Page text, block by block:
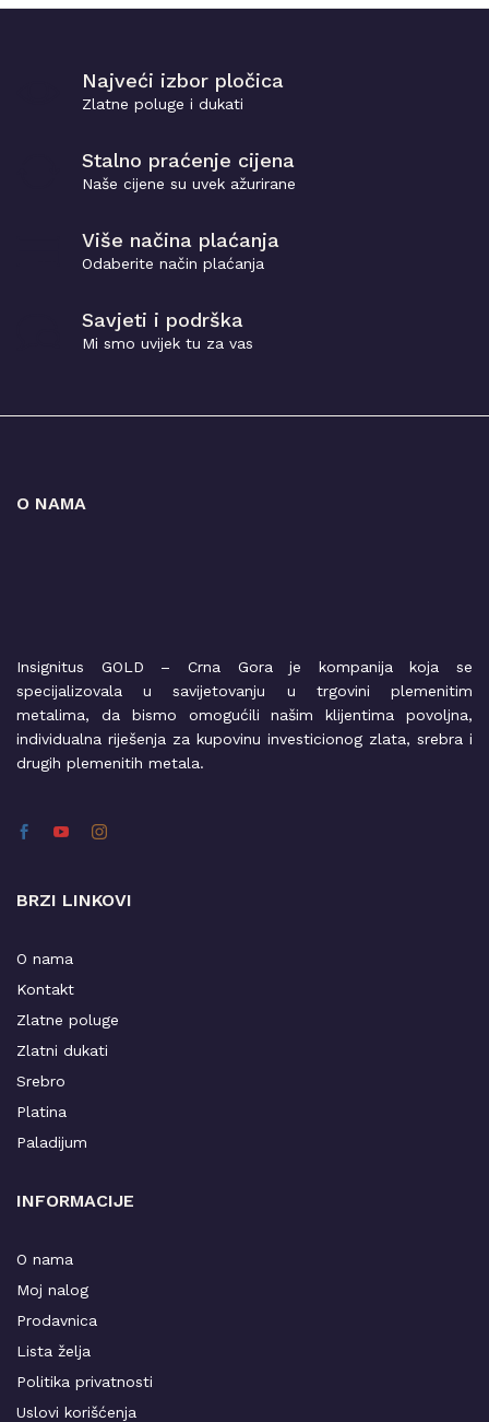
Najveći izbor pločica
Zlatne poluge i dukati
Stalno praćenje cijena
Naše cijene su uvek ažurirane
Više načina plaćanja
Odaberite način plaćanja
Savjeti i podrška
Mi smo uvijek tu za vas
O NAMA
Insignitus GOLD – Crna Gora je kompanija koja se
specijalizovala u savijetovanju u trgovini plemenitim
metalima, da bismo omogućili našim klijentima povoljna,
individualna riješenja za kupovinu investicionog zlata, srebra i
drugih plemenitih metala.
BRZI LINKOVI
O nama
Kontakt
Zlatne poluge
Zlatni dukati
Srebro
Platina
Paladijum
INFORMACIJE
O nama
Moj nalog
Prodavnica
Lista želja
Politika privatnosti
Uslovi korišćenja